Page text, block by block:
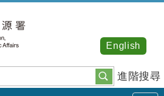
進階搜尋
English